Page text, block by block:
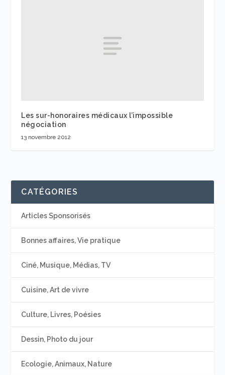
Les sur-honoraires médicaux l’impossible
négociation
13 novembre 2012
CATÉGORIES
Articles Sponsorisés
Bonnes affaires, Vie pratique
Ciné, Musique, Médias, TV
Cuisine, Art de vivre
Culture, Livres, Poésies
Dessin, Photo du jour
Ecologie, Animaux, Nature